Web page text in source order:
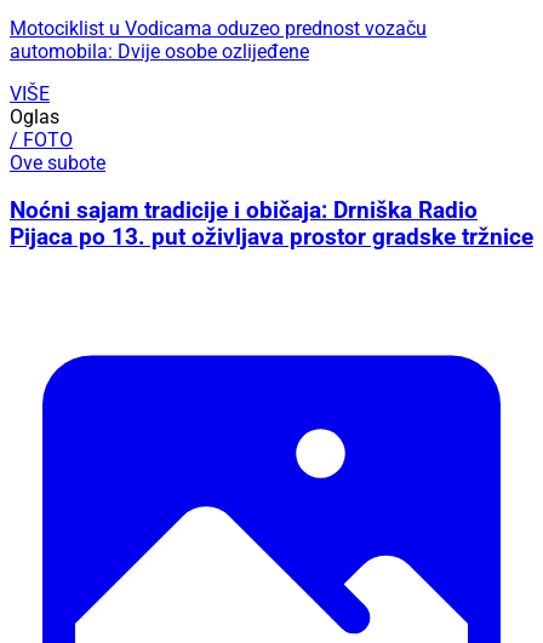
Motociklist u Vodicama oduzeo prednost vozaču
automobila: Dvije osobe ozlijeđene
VIŠE
Oglas
/ FOTO
Ove subote
Noćni sajam tradicije i običaja: Drniška Radio
Pijaca po 13. put oživljava prostor gradske tržnice